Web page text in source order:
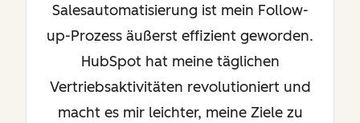
Salesautomatisierung ist mein Follow-
up-Prozess äußerst effizient geworden.
HubSpot hat meine täglichen
Vertriebsaktivitäten revolutioniert und
macht es mir leichter, meine Ziele zu